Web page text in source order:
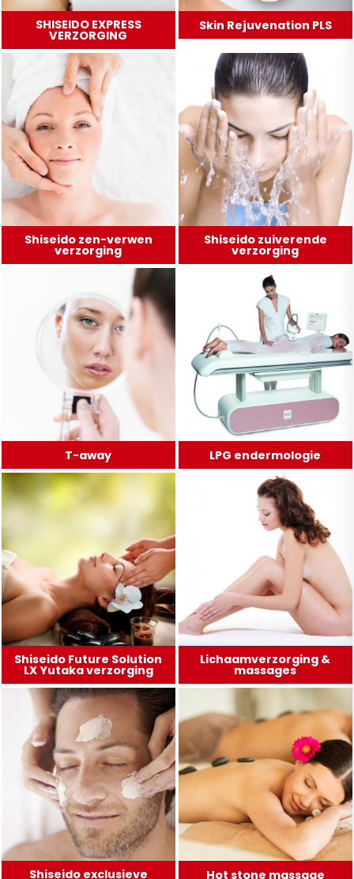
SHISEIDO EXPRESS
VERZORGING
Skin Rejuvenation PLS
Shiseido zen-verwen
verzorging
Shiseido zuiverende
verzorging
T-away LPG endermologie
Shiseido Future Solution
LX Yutaka verzorging
Lichaamverzorging &
massages
Shiseido exclusieve Hot stone massage